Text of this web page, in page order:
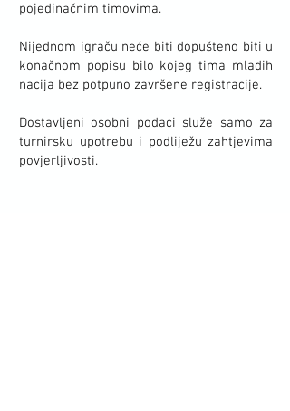
pojedinačnim timovima.
Nijednom igraču neće biti dopušteno biti u
konačnom popisu bilo kojeg tima mladih
nacija bez potpuno završene registracije.
Dostavljeni osobni podaci služe samo za
turnirsku upotrebu i podliježu zahtjevima
povjerljivosti.